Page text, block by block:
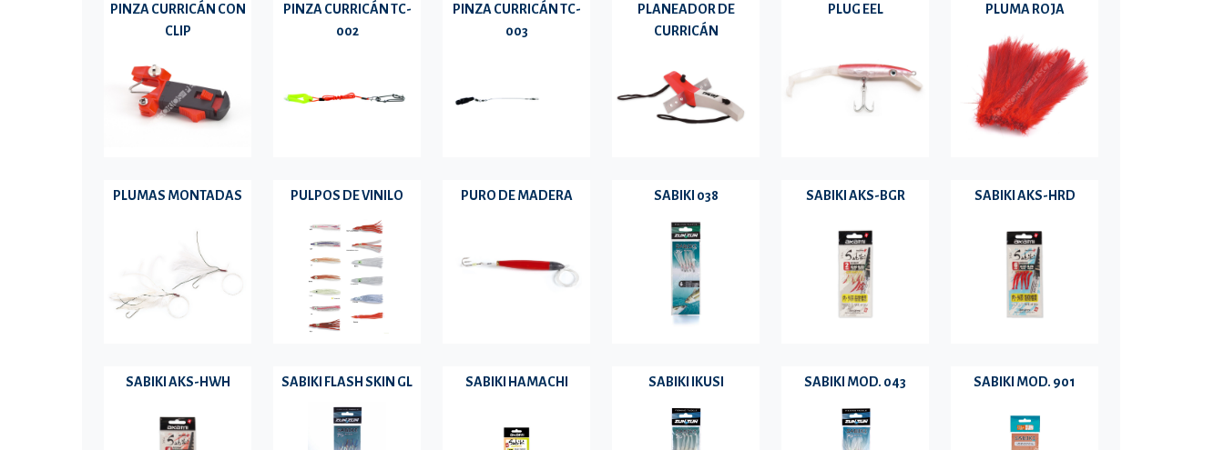
PINZA CURRICÁN CON
CLIP
PINZA CURRICÁN TC-
002
PINZA CURRICÁN TC-
003
PLANEADOR DE
CURRICÁN
PLUG EEL PLUMA ROJA
PLUMAS MONTADAS PULPOS DE VINILO PURO DE MADERA SABIKI 038 SABIKI AKS-BGR SABIKI AKS-HRD
SABIKI AKS-HWH SABIKI FLASH SKIN GL SABIKI HAMACHI SABIKI IKUSI SABIKI MOD. 043 SABIKI MOD. 901